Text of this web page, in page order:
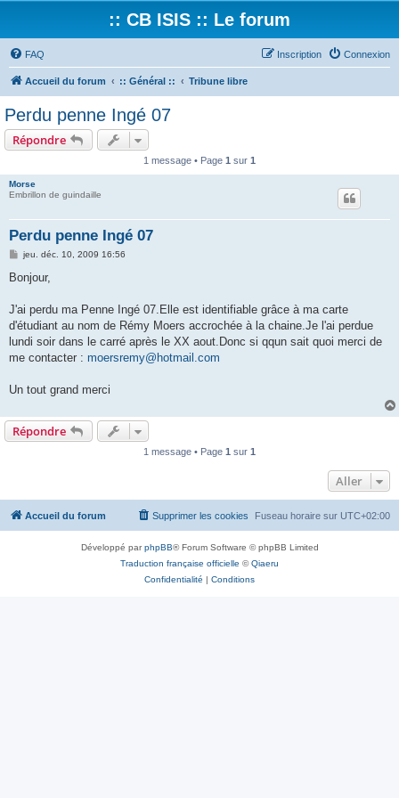
:: CB ISIS :: Le forum
FAQ Connexion
Inscription
Accueil du forum :: Général :: Tribune libre
Perdu penne Ingé 07
Répondre
1 message • Page 1 sur 1
Morse
Embrillon de guindaille
Perdu penne Ingé 07
M
s
g
jeu. déc. 10, 2009 16:56
Bonjour,
J'ai perdu ma Penne Ingé 07.Elle est identifiable grâce à ma carte
d'étudiant au nom de Rémy Moers accrochée à la chaine.Je l'ai perdue
lundi soir dans le carré après le XX aout.Donc si qqun sait quoi merci de
me contacter : moersremy@hotmail.com
Un tout grand merci
Répondre
1 message • Page 1 sur 1
Aller
Accueil du forum Fuseau horaire sur UTC+02:00
Supprimer les cookies
Développé parphpBB® Forum Software © phpBB Limited
Traduction française officielle ©Qiaeru
Confidentialité | Conditions